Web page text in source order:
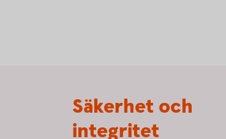
Säkerhet och
integritet